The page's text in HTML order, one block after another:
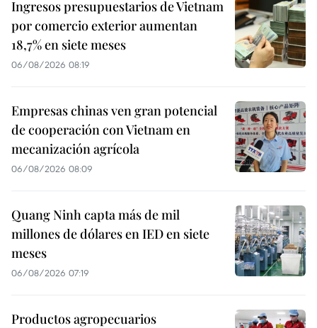
Ingresos presupuestarios de Vietnam
por comercio exterior aumentan
18,7% en siete meses
06/08/2026 08:19
Empresas chinas ven gran potencial
de cooperación con Vietnam en
mecanización agrícola
06/08/2026 08:09
Quang Ninh capta más de mil
millones de dólares en IED en siete
meses
06/08/2026 07:19
Productos agropecuarios